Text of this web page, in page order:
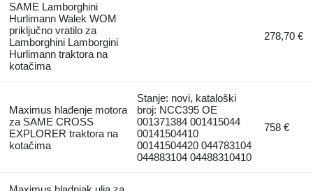
SAME Lamborghini
Hurlimann Walek WOM
priključno vratilo za
Lamborghini Lamborgini
Hurlimann traktora na
kotačima
278,70 €
Maximus hlađenje motora
za SAME CROSS
EXPLORER traktora na
kotačima
Stanje: novi, kataloški
broj: NCC395 OE
001371384 001415044
00141504410
00141504420 044783104
044883104 04488310410
758 €